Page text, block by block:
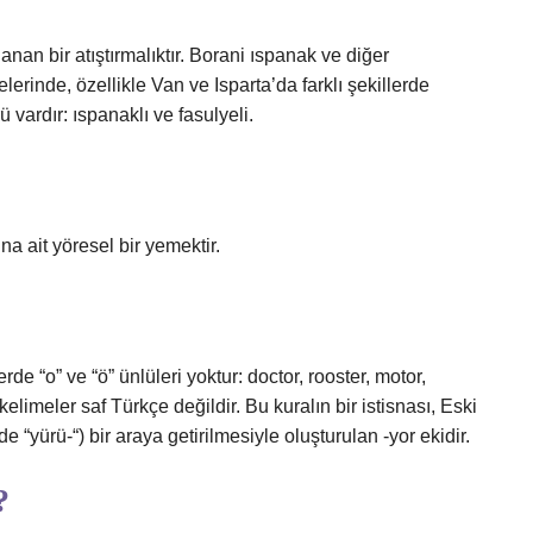
bir atıştırmalıktır. Borani ıspanak ve diğer
özellikle Van ve Isparta’da farklı şekillerde
ıspanaklı ve fasulyeli.
ait yöresel bir yemektir.
“o” ve “ö” ünlüleri yoktur: doctor, rooster, motor,
saf Türkçe değildir. Bu kuralın bir istisnası, Eski
“yürü-“) bir araya getirilmesiyle oluşturulan -yor ekidir.